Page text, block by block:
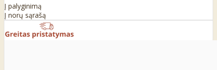
Į palyginimą
Į norų sąrašą